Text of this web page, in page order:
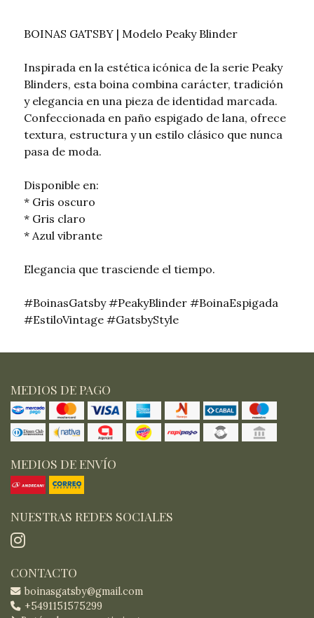
BOINAS GATSBY | Modelo Peaky Blinder
Inspirada en la estética icónica de la serie Peaky
Blinders, esta boina combina carácter, tradición
y elegancia en una pieza de identidad marcada.
Confeccionada en paño espigado de lana, ofrece
textura, estructura y un estilo clásico que nunca
pasa de moda.
Disponible en:
* Gris oscuro
* Gris claro
* Azul vibrante
Elegancia que trasciende el tiempo.
#BoinasGatsby #PeakyBlinder #BoinaEspigada
#EstiloVintage #GatsbyStyle
MEDIOS DE PAGO
MEDIOS DE ENVÍO
NUESTRAS REDES SOCIALES
CONTACTO
boinasgatsby@gmail.com
+5491151575299